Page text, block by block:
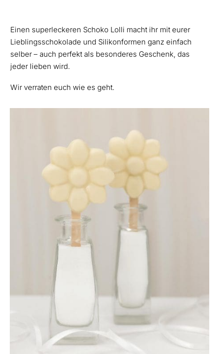
Einen superleckeren Schoko Lolli macht ihr mit eurer
Lieblingsschokolade und Silikonformen ganz einfach
selber – auch perfekt als besonderes Geschenk, das
jeder lieben wird.
Wir verraten euch wie es geht.